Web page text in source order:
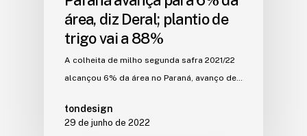
área, diz Deral; plantio de
trigo vai a 88%
A colheita de milho segunda safra 2021/22
alcançou 6% da área no Paraná, avanço de…
tondesign
29 de junho de 2022